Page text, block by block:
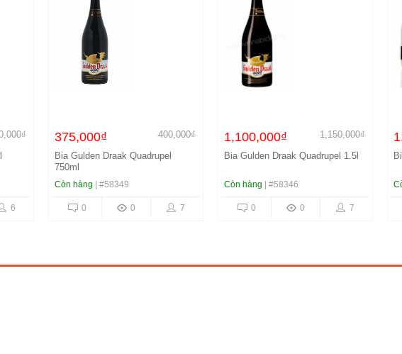
375,000₫
400,000₫
Bia Gulden Draak Quadrupel
| #58349
7
0
1,100,000₫
1,150,000₫
Bia Gulden Draak Quadrupel 1.5l
| #58346
7
0
110,000₫
Bia Gulden
|